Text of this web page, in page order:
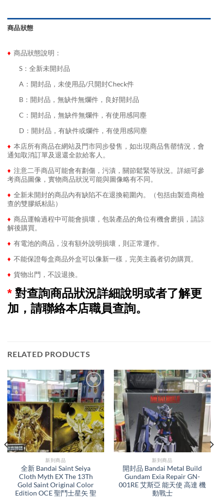
商品狀態
♦ 商品狀態說明：
S：全新未開封品
A：開封品，未使用品/只開封Check件
B：開封品，無缺件無爛件，良好開封品
C：開封品，無缺件無爛件，有使用感同塵
D：開封品，有缺件或爛件，有使用感同塵
♦ 本店所有商品在網站及門市同步發售，如出現商品售罄情況，會
通知取消訂單及退還全款給客人。
♦ 注意二手商品可能會有劃傷，污漬，關節鬆緊等狀況。詳細可參
考商品圖像，實物商品狀況可能與圖像略有不同。
♦ 全新未開封的商品內有缺陷不在退換範圍內。（包括由製造商檢
查的雙膠紙粘貼）
♦ 商品運輸過程中可能會損壞，包裝產品的角位有機會磨損，請諒
解後購買。
♦ 有電池的商品，沒有額外說明損壞，則正常運作。
♦ 不能保證每盒商品外盒可以像新一樣，完美主義者切勿購買。
♦ 貨物出門，不設退換。
* 對查詢商品狀況詳細說明或者了解更
加，請聯絡本店職員查詢。
RELATED PRODUCTS
新到商品​
全新 Bandai Saint Seiya
Cloth Myth EX The 13Th
Gold Saint Original Color
Edition OCE 聖鬥士星矢 聖
新到商品​
開封品 Bandai Metal Build
Gundam Exia Repair GN-
001RE 艾斯亞 能天使 高達 機
動戰士